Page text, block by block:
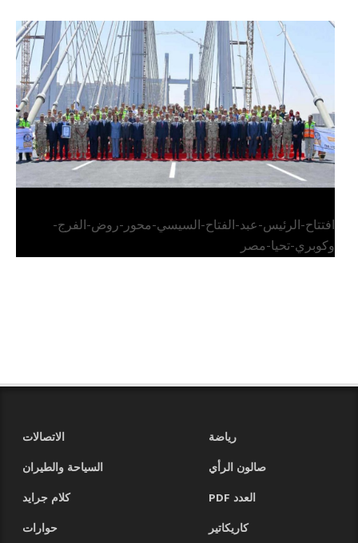
الرئيس عبد الفتاح السيسي يفتتح محور روض الفرج
وكوبري تحيا مصر
افتتاح-الرئيس-عبد-الفتاح-السيسي-محور-روض-الفرج-
وكوبري-تحيا-مصر
رياضة
الاتصالات
صالون الرأي
السياحة والطيران
العدد PDF
كلام جرايد
كاريكاتير
حوارات